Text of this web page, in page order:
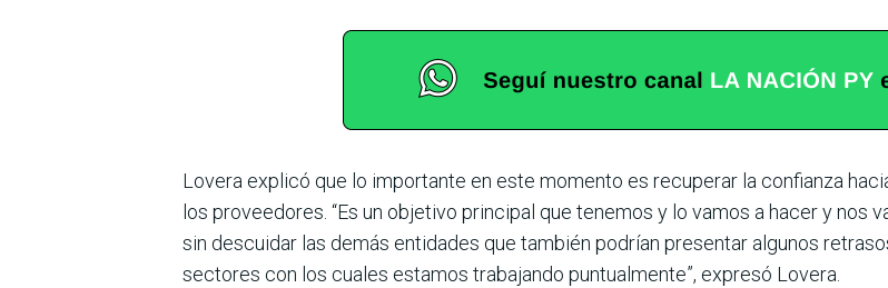
Lovera explicó que lo impor­tante en este momento es recuperar la confianza
los pro­veedores. “Es un objetivo principal que tenemos y lo vamos a hacer y nos
sin descui­dar las demás entidades que también podrían presentar algunos
sectores con los cua­les estamos trabajando pun­tualmente”, expresó Lovera.